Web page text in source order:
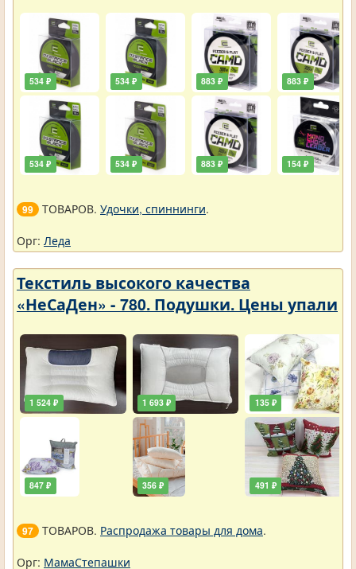
534 ₽
534 ₽
534 ₽
534 ₽
883 ₽
883 ₽
883 ₽
154 ₽
99 ТОВАРОВ. Удочки, спиннинги.
Орг: Леда
Текстиль высокого качества
«НеСаДен» - 780. Подушки. Цены упали
1 524 ₽
847 ₽
1 693 ₽
356 ₽
135 ₽
491 ₽
97 ТОВАРОВ. Распродажа товары для дома.
Орг: МамаСтепашки